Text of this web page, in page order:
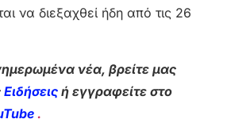
να διεξαχθεί ήδη από τις 26
νέα, βρείτε μας
Ειδήσεις ή εγγραφείτε στο
.